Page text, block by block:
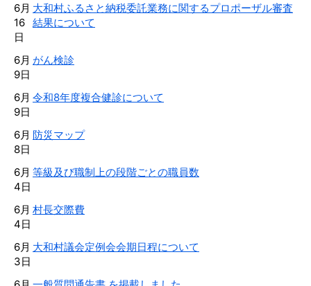
6月
16
日
大和村ふるさと納税委託業務に関するプロポーザル審査
結果について
6月
9日
がん検診
6月
9日
令和8年度複合健診について
6月
8日
防災マップ
6月
4日
等級及び職制上の段階ごとの職員数
6月
4日
村長交際費
6月
3日
大和村議会定例会会期日程について